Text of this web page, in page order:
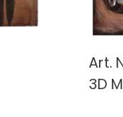
Art.
3D